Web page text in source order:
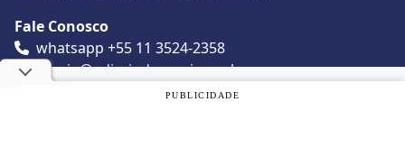
Fale Conosco
whatsapp +55 11 3524-2358
diario@odiariodemogi.com.br
O Diário de Mogi. Todos os direitos reservados.
Utilizamos cookies, de acordo com a nossa
PUBLICIDADE